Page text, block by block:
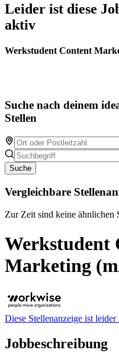
Leider ist diese
aktiv
Werkstudent Content
Suche nach deinem
Stellen
Suche
Vergleichbare
Zur Zeit sind keine ähnlichen
Werkstudent
Marketing
Diese Stellenanzeige ist leider
Jobbeschreibung